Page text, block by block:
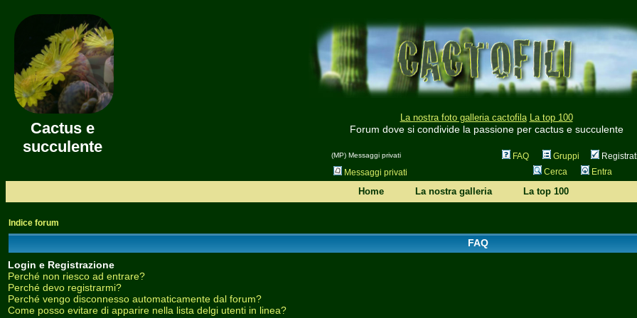
Cactus e
succulente
La nostra foto galleria cactofila La top 100
Forum dove si condivide la passione per cactus e succulente
(MP) Messaggi privati FAQ Gruppi
Messaggi privati
Cerca Entra
Home La nostra galleria La top 100
Indice forum
FAQ
Login e Registrazione
Perché non riesco ad entrare?
Perché devo registrarmi?
Perché vengo disconnesso automaticamente dal forum?
Come posso evitare di apparire nella lista delgi utenti in linea?